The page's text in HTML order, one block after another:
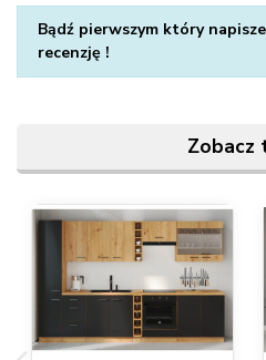
Bądź pierwszym który napisze
recenzję !
Zobacz